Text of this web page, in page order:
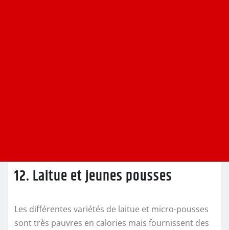
12. Laitue et jeunes pousses
Les différentes variétés de laitue et micro-pousses
sont très pauvres en calories mais fournissent des